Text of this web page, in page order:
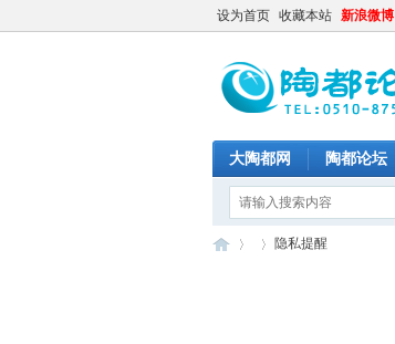
设为首页 收藏本站 新浪微博
大陶都网 陶都论坛
隐私提醒